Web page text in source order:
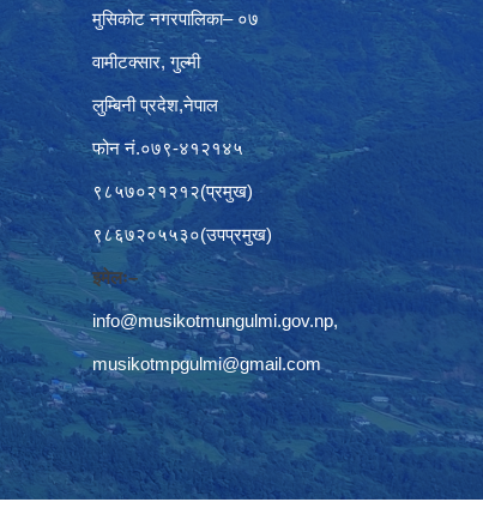
मुसिकोट नगरपालिका– ०७
वामीटक्सार, गुल्मी
लुम्बिनी प्रदेश,नेपाल
फोन नं.०७९-४१२१४५
९८५७०२१२१२(प्रमुख)
९८६७२०५५३०(उपप्रमुख)
इमेलः–
info@musikotmungulmi.gov.np,
musikotmpgulmi@gmail.com